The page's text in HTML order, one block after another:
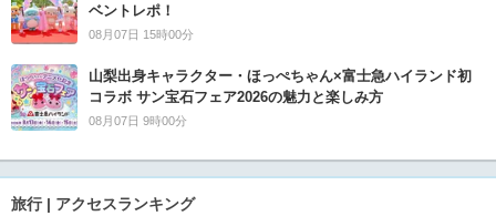
ベントレポ！
08月07日 15時00分
山梨出身キャラクター・ほっぺちゃん×富士急ハイランド初
コラボ サン宝石フェア2026の魅力と楽しみ方
08月07日 9時00分
旅行 | アクセスランキング